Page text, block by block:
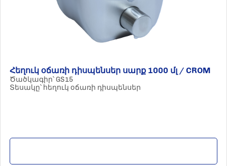
Հեղուկ օճառի դիսպենսեր սարք 1000 մլ / CROM
Ծածկագիր՝ GS15
Տեսակը՝ հեղուկ օճառի դիսպենսեր